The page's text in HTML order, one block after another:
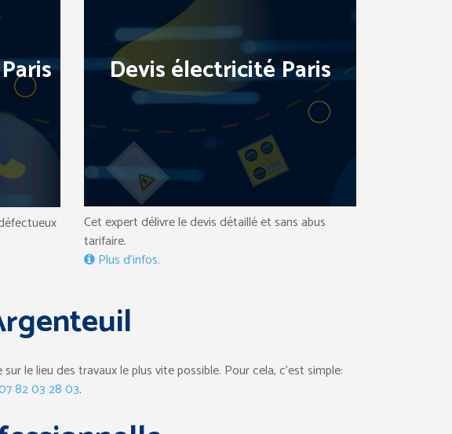
Devis électricité Paris
Cet expert délivre le devis détaillé et sans abus
tarifaire.
Plus d’infos.
le lieu des travaux le plus vite possible. Pour cela, c’est simple:
82 03 28 03.